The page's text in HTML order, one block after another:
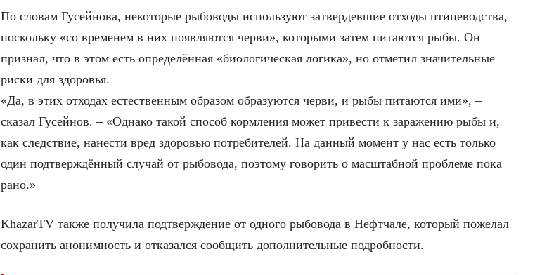
По словам Гусейнова, некоторые рыбоводы используют затвердевшие отходы птицеводства,
поскольку «со временем в них появляются черви», которыми затем питаются рыбы. Он
признал, что в этом есть определённая «биологическая логика», но отметил значительные
риски для здоровья.
«Да, в этих отходах естественным образом образуются черви, и рыбы питаются ими», –
сказал Гусейнов. – «Однако такой способ кормления может привести к заражению рыбы и,
как следствие, нанести вред здоровью потребителей. На данный момент у нас есть только
один подтверждённый случай от рыбовода, поэтому говорить о масштабной проблеме пока
рано.»
KhazarTV также получила подтверждение от одного рыбовода в Нефтчале, который пожелал
сохранить анонимность и отказался сообщить дополнительные подробности.